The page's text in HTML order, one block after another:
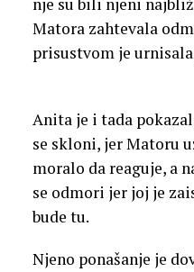
Matora zahtevala
prisustvom je
Anita je i tada
se skloni, jer Matoru
moralo da reaguje, a
se odmori jer joj je
bude tu.
Njeno ponašanje je